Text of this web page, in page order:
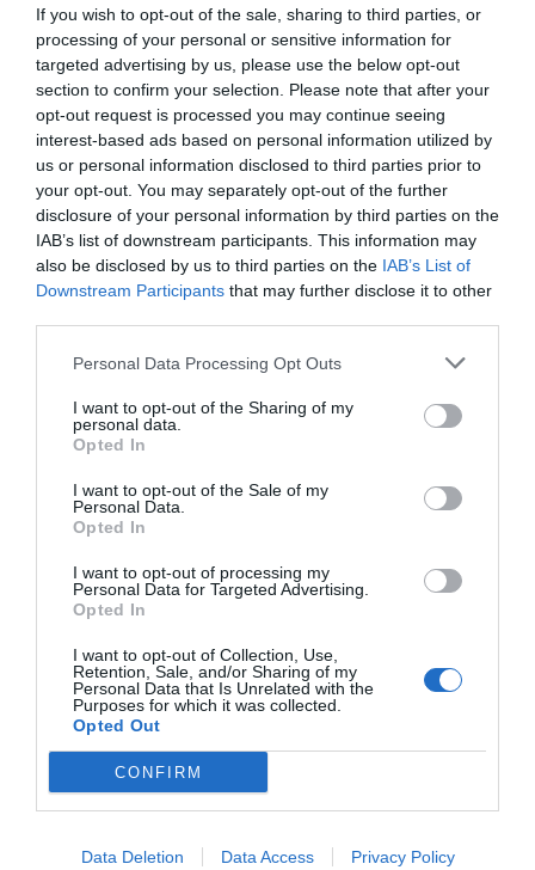
If you wish to opt-out of the sale, sharing to third parties, or
processing of your personal or sensitive information for
targeted advertising by us, please use the below opt-out
section to confirm your selection. Please note that after your
opt-out request is processed you may continue seeing
interest-based ads based on personal information utilized by
us or personal information disclosed to third parties prior to
your opt-out. You may separately opt-out of the further
disclosure of your personal information by third parties on the
IAB’s list of downstream participants. This information may
also be disclosed by us to third parties on the IAB’s List of
Downstream Participants that may further disclose it to other
Personal Data Processing Opt Outs
I want to opt-out of the Sharing of my
personal data.
Opted In
I want to opt-out of the Sale of my
Personal Data.
Opted In
I want to opt-out of processing my
Personal Data for Targeted Advertising.
Opted In
I want to opt-out of Collection, Use,
Retention, Sale, and/or Sharing of my
Personal Data that Is Unrelated with the
Purposes for which it was collected.
Opted Out
CONFIRM
Data Deletion Data Access Privacy Policy